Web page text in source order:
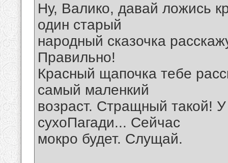
Ну, Валико, давай ложись
один старый
народный сказочка
Правильно!
Красный щапочка тебе
самый маленкий
возраст. Стращный такой!
сухоПагади... Сейчас
мокро будет. Слущай.